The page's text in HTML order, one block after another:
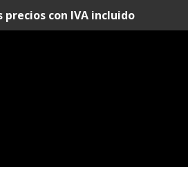
precios con IVA incluido